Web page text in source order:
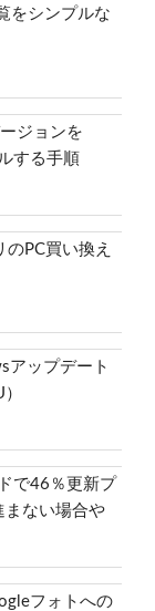
をシンプルな
ジョンを
する手順
PC買い換え
アップデート
で46％更新プ
まない場合や
フォトへの